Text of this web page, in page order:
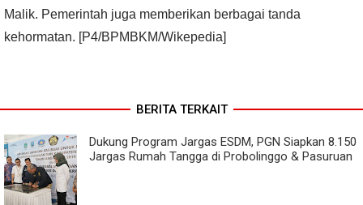
Malik. Pemerintah juga memberikan berbagai tanda
kehormatan. [P4/BPMBKM/Wikepedia]
BERITA TERKAIT
Dukung Program Jargas ESDM, PGN Siapkan 8.150
Jargas Rumah Tangga di Probolinggo & Pasuruan